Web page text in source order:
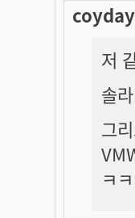
저
솔
그
ㅋ